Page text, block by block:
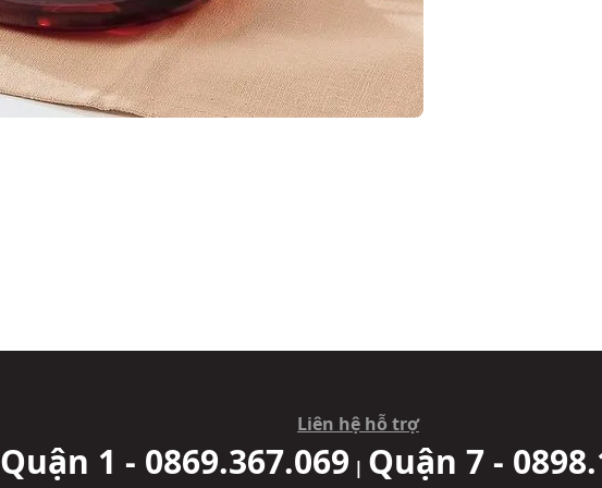
Liên hệ hỗ trợ
Quận 1 - 0869.367.069 | Quận 7 -